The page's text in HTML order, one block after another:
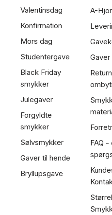
Valentinsdag
Konfirmation
Mors dag
Studentergave
Black Friday
smykker
Julegaver
Forgyldte
smykker
Sølvsmykker
Gaver til hende
Bryllupsgave
A-
FAQ